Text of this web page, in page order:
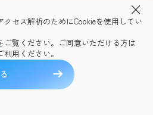
セス解析のためにCookieを使用してい
ご覧ください。ご同意いただける方は
用ください。
Wellness会員規約
サイトマップ
Co., Ltd. All rights reserved.